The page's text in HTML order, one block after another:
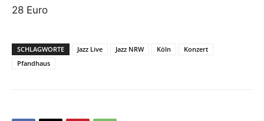
28 Euro
SCHLAGWORTE Jazz Live Jazz NRW Köln
Konzert
Pfandhaus